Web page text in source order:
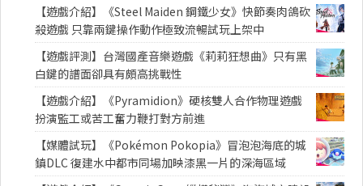
【遊戲介紹】《Steel Maiden 鋼鐵少女》快節奏肉鴿砍
殺遊戲 只靠兩鍵操作動作極致流暢試玩上架中
【遊戲評測】台灣國產音樂遊戲《莉莉狂想曲》只有黑
白鍵的譜面卻具有頗高挑戰性
【遊戲介紹】《Pyramidion》硬核雙人合作物理遊戲
扮演監工或苦工奮力鞭打對方前進
【媒體試玩】《Pokémon Pokopia》冒泡泡海底的城
鎮DLC 復建水中都市同場加映漆黑一片的深海區域